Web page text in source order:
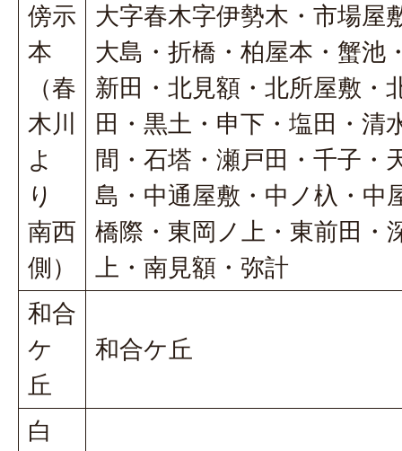
傍示
本
（春
木川
よ
り
南西
側）
大字春木字伊勢木・市場屋
大島・折橋・柏屋本・蟹池
新田・北見額・北所屋敷・
田・黒土・申下・塩田・清
間・石塔・瀬戸田・千子・
島・中通屋敷・中ノ杁・中
橋際・東岡ノ上・東前田・
上・南見額・弥計
和合
ケ
丘
和合ケ丘
白